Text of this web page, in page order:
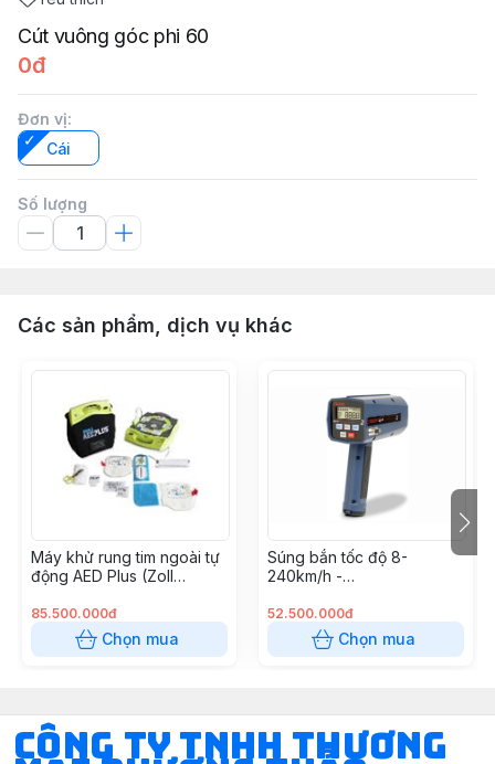
Cút vuông góc phi 60
0đ
Đơn vị:
Cái
Số lượng
Các sản phẩm, dịch vụ khác
Máy khử rung tim ngoài tự
động AED Plus (Zoll
85.500.000đ
Chọn mua
Súng bắn tốc độ 8-
240km/h -
52.500.000đ
Chọn mua
CÔNG TY TNHH THƯƠNG